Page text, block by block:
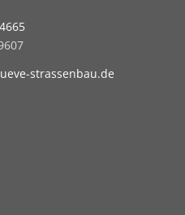
strassenbau.de